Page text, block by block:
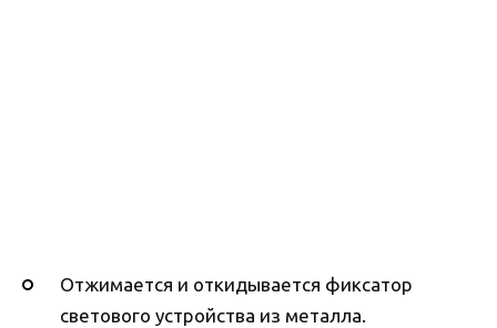
Отжимается и откидывается фиксатор
светового устройства из металла.